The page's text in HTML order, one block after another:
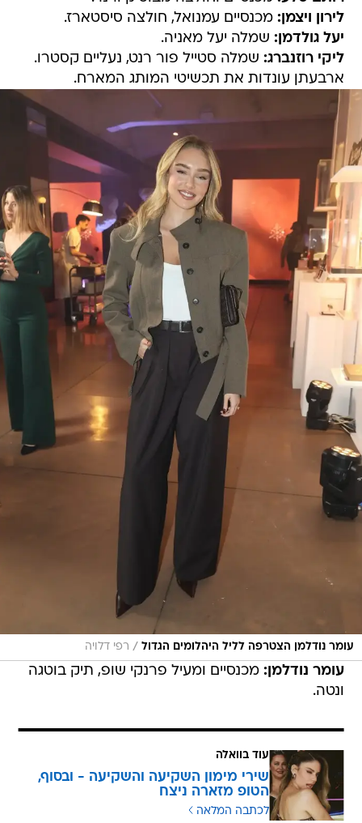
לירון ויצמן: מכנסיים עמנואל, חולצה סיסטארז.
יעל גולדמן: שמלה יעל מאניה.
ליקי רוזנברג: שמלה סטייל פור רנט, נעליים קסטרו.
ארבעתן עונדות את תכשיטי המותג המארח.
עומר נודלמן הצטרפה לליל היהלומים הגדול / רפי דלויה
עומר נודלמן: מכנסיים ומעיל פרנקי שופ, תיק בוטגה
ונטה.
עוד בוואלה
שירי מימון השקיעה והשקיעה - ובסוף,
הטופ מזארה ניצח
לכתבה המלאה